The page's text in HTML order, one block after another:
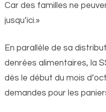
Car des familles ne
jusqu’ici.»
En parallèle de sa
denrées alimentaires, la
dès le début du mois
demandes pour les